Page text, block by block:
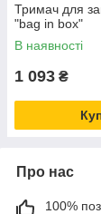
Тримач для
"bag in box"
В наявності
1 093 ₴
Про нас
100%